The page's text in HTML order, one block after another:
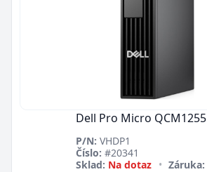
Dell Pro Micro QCM1255
P/N: VHDP1
Číslo: #20341
Sklad: Na dotaz • Záruka: